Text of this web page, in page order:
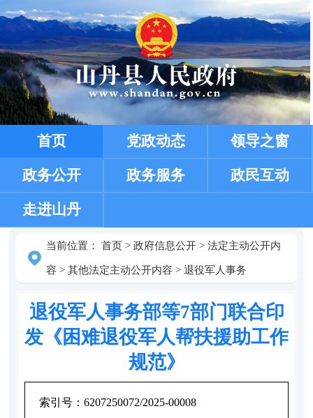
首页 党政动态 领导之窗
政务公开 政务服务 政民互动
走进山丹
当前位置： 首页> 政府信息公开> 法定主动公开内
容 > 其他法定主动公开内容 > 退役军人事务
退役军人事务部等7部门联合印
发《困难退役军人帮扶援助工作
规范》
索引号： 6207250072/2025-00008